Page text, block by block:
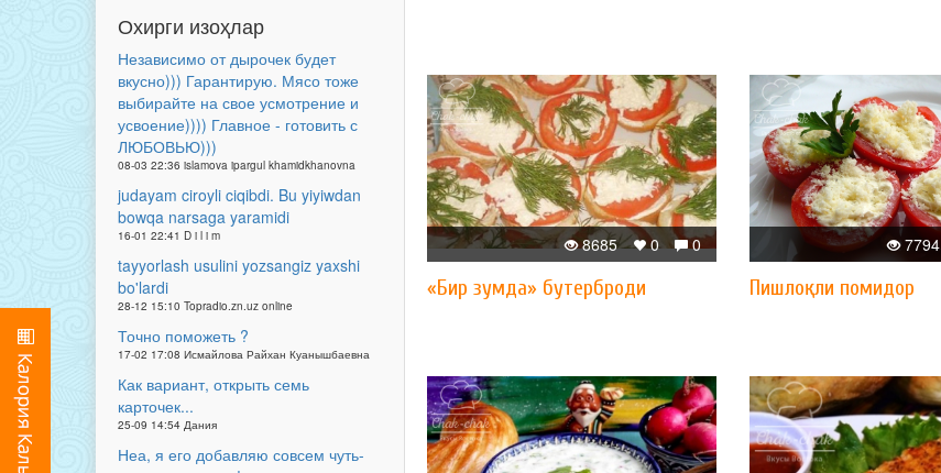
Охирги изоҳлар
Независимо от дырочек будет
вкусно))) Гарантирую. Мясо тоже
выбирайте на свое усмотрение и
усвоение)))) Главное - готовить с
ЛЮБОВЬЮ)))
08-03 22:36 islamova ipargul khamidkhanovna
judayam ciroyli ciqibdi. Bu yiyiwdan
bowqa narsaga yaramidi
16-01 22:41 D i l i m
tayyorlash usulini yozsangiz yaxshi
bo'lardi
28-12 15:10 Topradio.zn.uz online
Точно поможеть ?
17-02 17:08 Исмайлова Райхан Куанышбаевна
Как вариант, открыть семь
карточек...
25-09 14:54 Дания
Неа, я его добавляю совсем чуть-
0
0
8685
«Бир зумда» бутерброди
7794
Пишлоқли помидор